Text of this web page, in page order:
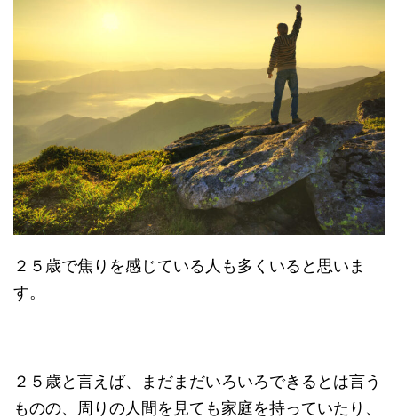
２５歳で焦りを感じている人も多くいると思いま
す。
２５歳と言えば、まだまだいろいろできるとは言う
ものの、周りの人間を見ても家庭を持っていたり、